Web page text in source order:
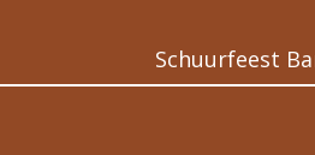
Schuurfeest